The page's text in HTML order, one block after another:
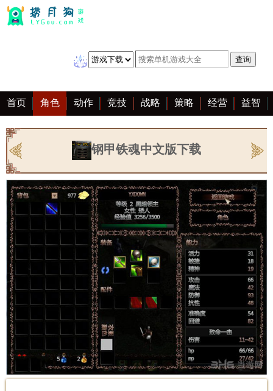
首页 角色 动作 竞技 战略 策略 经营 益智
冒险 棋牌 赛车 音乐 恋爱 单机 大全
钢甲铁魂中文版下载